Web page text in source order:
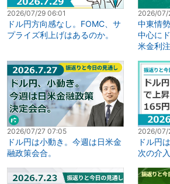
2026/07/29 06:01
ドル円方向感なし。FOMC、サ
プライズ利上げはあるのか。
2026/07/
中東情
中心に
米金利
2026/07/27 07:05
ドル円は小動き。今週は日米金
融政策会合。
2026/07/
ドル円
次の介